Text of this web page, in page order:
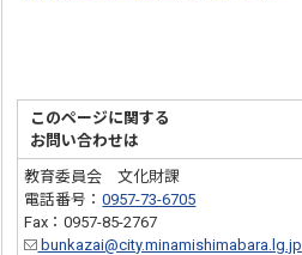
このページに関する
お問い合わせは
教育委員会 文化財課
電話番号：0957-73-6705
Fax：0957-85-2767
bunkazai@city.minamishimabara.lg.jp